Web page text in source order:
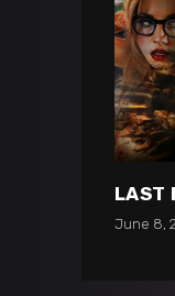
LAST
June 8,